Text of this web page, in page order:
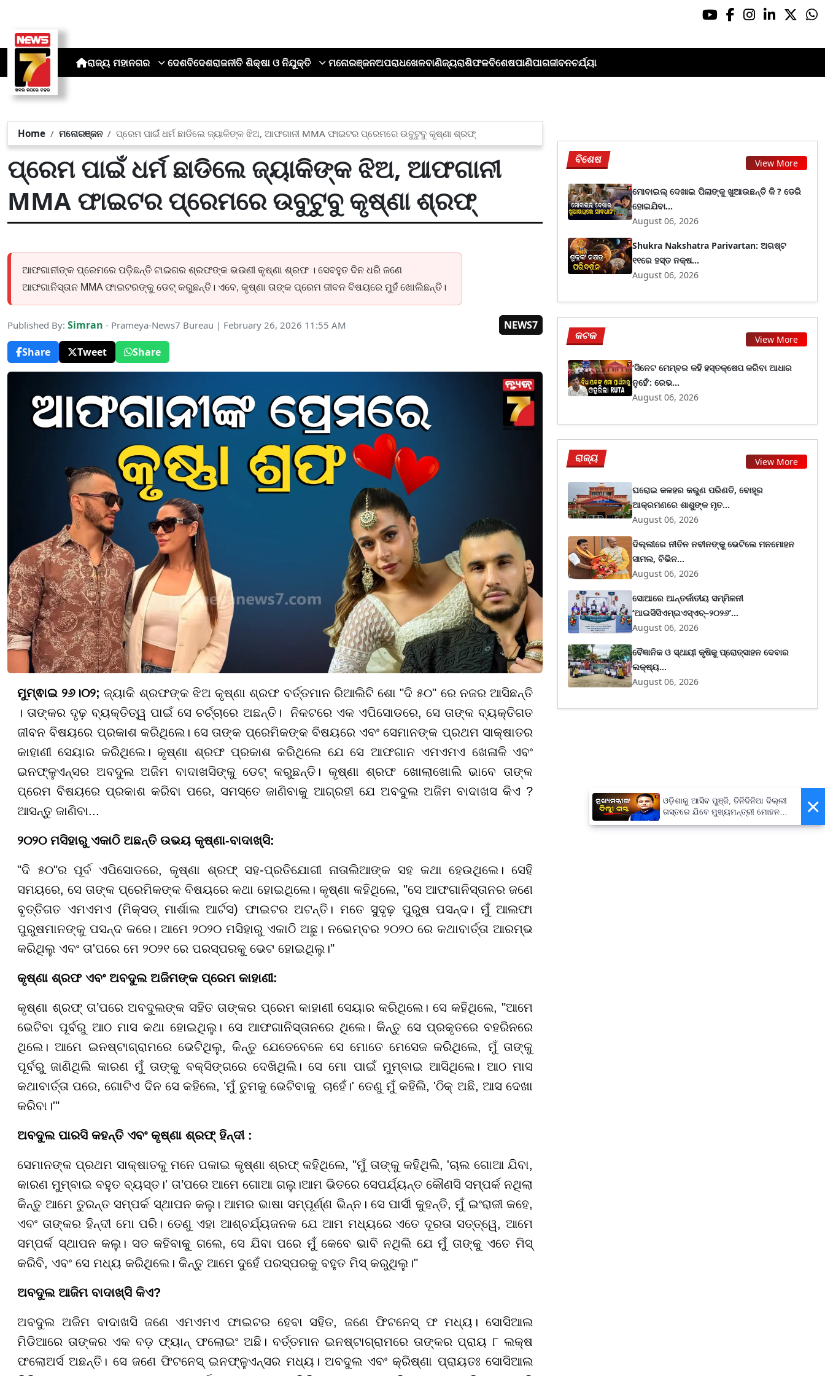
ରାଜ୍ୟ ମହାନଗର ଦେଶବିଦେଶରାଜନୀତି ଶିକ୍ଷା ଓ ନିଯୁକ୍ତି ମନୋରଞ୍ଜନଅପରାଧଖେଳବାଣିଜ୍ୟରାଶିଫଳବିଶେଷପାଣିପାଗଜୀବନଚର୍ଯ୍ୟା
Home ମନୋରଞ୍ଜନ ପ୍ରେମ ପାଇଁ ଧର୍ମ ଛାଡିଲେ ଜ୍ୟାକିଙ୍କ ଝିଅ, ଆଫଗାନୀ MMA ଫାଇଟର ପ୍ରେମରେ ଉବୁଟୁବୁ କୃଷ୍ଣା ଶ୍ରଫ୍
ପ୍ରେମ ପାଇଁ ଧର୍ମ ଛାଡିଲେ ଜ୍ୟାକିଙ୍କ ଝିଅ, ଆଫଗାନୀ
MMA ଫାଇଟର ପ୍ରେମରେ ଉବୁଟୁବୁ କୃଷ୍ଣା ଶ୍ରଫ୍
ଆଫଗାନୀଙ୍କ ପ୍ରେମରେ ପଡ଼ିଛନ୍ତି ଟାଇଗର ଶ୍ରଫଙ୍କ ଭଉଣୀ କୃଷ୍ଣା ଶ୍ରଫ । ସେବହୁତ ଦିନ ଧରି ଜଣେ
ଆଫଗାନିସ୍ତାନ MMA ଫାଇଟରଙ୍କୁ ଡେଟ୍ କରୁଛନ୍ତି। ଏବେ, କୃଷ୍ଣା ତାଙ୍କ ପ୍ରେମ ଜୀବନ ବିଷୟରେ ମୁହଁ ଖୋଲିଛନ୍ତି।
Published By: Simran - Prameya-News7 Bureau | February 26, 2026 11:55 AM
NEWS7
Share
Tweet Share
ମୁମ୍ଵାଇ ୨୬।୦୨; ଜ୍ୟାକି ଶ୍ରଫଙ୍କ ଝିଅ କୃଷ୍ଣା ଶ୍ରଫ ବର୍ତ୍ତମାନ ରିଆଲିଟି ଶୋ "ଦି ୫୦" ରେ ନଜର ଆସିଛନ୍ତି
। ତାଙ୍କର ଦୃଢ଼ ବ୍ୟକ୍ତିତ୍ୱ ପାଇଁ ସେ ଚର୍ଚ୍ଚାରେ ଅଛନ୍ତି। ନିକଟରେ ଏକ ଏପିସୋଡରେ, ସେ ତାଙ୍କ ବ୍ୟକ୍ତିଗତ
ଜୀବନ ବିଷୟରେ ପ୍ରକାଶ କରିଥିଲେ। ସେ ତାଙ୍କ ପ୍ରେମିକଙ୍କ ବିଷୟରେ ଏବଂ ସେମାନଙ୍କ ପ୍ରଥମ ସାକ୍ଷାତର
କାହାଣୀ ସେୟାର କରିଥିଲେ। କୃଷ୍ଣା ଶ୍ରଫ ପ୍ରକାଶ କରିଥିଲେ ଯେ ସେ ଆଫଗାନ ଏମଏମଏ ଖେଳାଳି ଏବଂ
ଇନଫ୍ଳୁଏନ୍ସର ଅବଦୁଲ ଅଜିମ ବାଦାଖସିଙ୍କୁ ଡେଟ୍ କରୁଛନ୍ତି। କୃଷ୍ଣା ଶ୍ରଫ ଖୋଲାଖୋଲି ଭାବେ ତାଙ୍କ
ପ୍ରେମ ବିଷୟରେ ପ୍ରକାଶ କରିବା ପରେ, ସମସ୍ତେ ଜାଣିବାକୁ ଆଗ୍ରହୀ ଯେ ଅବଦୁଲ ଅଜିମ ବାଦାଖସ କିଏ ?
ଆସନ୍ତୁ ଜାଣିବା...
୨୦୨୦ ମସିହାରୁ ଏକାଠି ଅଛନ୍ତି ଉଭୟ କୃଷ୍ଣା-ବାଦାଖ୍ସି:
"ଦି ୫୦"ର ପୂର୍ବ ଏପିସୋଡରେ, କୃଷ୍ଣା ଶ୍ରଫ୍ ସହ-ପ୍ରତିଯୋଗୀ ନାତାଲିଆଙ୍କ ସହ କଥା ହେଉଥିଲେ। ସେହି
ସମୟରେ, ସେ ତାଙ୍କ ପ୍ରେମିକଙ୍କ ବିଷୟରେ କଥା ହୋଇଥିଲେ। କୃଷ୍ଣା କହିଥିଲେ, "ସେ ଆଫଗାନିସ୍ତାନର ଜଣେ
ବୃତ୍ତିଗତ ଏମଏମଏ (ମିକ୍ସଡ୍ ମାର୍ଶାଲ ଆର୍ଟସ) ଫାଇଟର ଅଟନ୍ତି। ମତେ ସୁଦୃଢ଼ ପୁରୁଷ ପସନ୍ଦ। ମୁଁ ଆଲଫା
ପୁରୁଷମାନଙ୍କୁ ପସନ୍ଦ କରେ। ଆମେ ୨୦୨୦ ମସିହାରୁ ଏକାଠି ଅଛୁ। ନଭେମ୍ବର ୨୦୨୦ ରେ କଥାବାର୍ତ୍ତା ଆରମ୍ଭ
କରିଥିଲୁ ଏବଂ ତା'ପରେ ମେ ୨୦୨୧ ରେ ପରସ୍ପରକୁ ଭେଟ ହୋଇଥିଲୁ।"
କୃଷ୍ଣା ଶ୍ରଫ ଏବଂ ଅବଦୁଲ ଅଜିମଙ୍କ ପ୍ରେମ କାହାଣୀ:
କୃଷ୍ଣା ଶ୍ରଫ୍ ତା’ପରେ ଅବଦୁଲଙ୍କ ସହିତ ତାଙ୍କର ପ୍ରେମ କାହାଣୀ ସେୟାର କରିଥିଲେ। ସେ କହିଥିଲେ, "ଆମେ
ଭେଟିବା ପୂର୍ବରୁ ଆଠ ମାସ କଥା ହୋଇଥିଲୁ। ସେ ଆଫଗାନିସ୍ତାନରେ ଥିଲେ। କିନ୍ତୁ ସେ ପ୍ରକୃତରେ ବହରିନରେ
ଥିଲେ। ଆମେ ଇନଷ୍ଟାଗ୍ରାମରେ ଭେଟିଥିଲୁ, କିନ୍ତୁ ଯେତେବେଳେ ସେ ମୋତେ ମେସେଜ କରିଥିଲେ, ମୁଁ ତାଙ୍କୁ
ପୂର୍ବରୁ ଜାଣିଥିଲି କାରଣ ମୁଁ ତାଙ୍କୁ ବକ୍ସିଙ୍ଗରେ ଦେଖିଥିଲି। ସେ ମୋ ପାଇଁ ମୁମ୍ବାଇ ଆସିଥିଲେ। ଆଠ ମାସ
କଥାବାର୍ତ୍ତା ପରେ, ଗୋଟିଏ ଦିନ ସେ କହିଲେ, 'ମୁଁ ତୁମକୁ ଭେଟିବାକୁ ଚାହେଁ।' ତେଣୁ ମୁଁ କହିଲି, 'ଠିକ୍ ଅଛି, ଆସ ଦେଖା
କରିବା।'"
ଅବଦୁଲ ପାରସି କହନ୍ତି ଏବଂ କୃଷ୍ଣା ଶ୍ରଫ୍ ହିନ୍ଦୀ :
ସେମାନଙ୍କ ପ୍ରଥମ ସାକ୍ଷାତକୁ ମନେ ପକାଇ କୃଷ୍ଣା ଶ୍ରଫ୍ କହିଥିଲେ, "ମୁଁ ତାଙ୍କୁ କହିଥିଲି, 'ଚାଲ ଗୋଆ ଯିବା,
କାରଣ ମୁମ୍ବାଇ ବହୁତ ବ୍ୟସ୍ତ।' ତା’ପରେ ଆମେ ଗୋଆ ଗଲୁ।ଆମ ଭିତରେ ସେପର୍ଯ୍ୟନ୍ତ କୌଣସି ସମ୍ପର୍କ ନଥିଲା
କିନ୍ତୁ ଆମେ ତୁରନ୍ତ ସମ୍ପର୍କ ସ୍ଥାପନ କଲୁ। ଆମର ଭାଷା ସମ୍ପୂର୍ଣ୍ଣ ଭିନ୍ନ। ସେ ପାର୍ସୀ କୁହନ୍ତି, ମୁଁ ଇଂରାଜୀ କହେ,
ଏବଂ ତାଙ୍କର ହିନ୍ଦୀ ମୋ ପରି। ତେଣୁ ଏହା ଆଶ୍ଚର୍ଯ୍ୟଜନକ ଯେ ଆମ ମଧ୍ୟରେ ଏତେ ଦୂରତା ସତ୍ତ୍ୱେ, ଆମେ
ସମ୍ପର୍କ ସ୍ଥାପନ କଲୁ। ସତ କହିବାକୁ ଗଲେ, ସେ ଯିବା ପରେ ମୁଁ କେବେ ଭାବି ନଥିଲି ଯେ ମୁଁ ତାଙ୍କୁ ଏତେ ମିସ୍
କରିବି, ଏବଂ ସେ ମଧ୍ୟ କରିଥିଲେ। କିନ୍ତୁ ଆମେ ଦୁହେଁ ପରସ୍ପରକୁ ବହୁତ ମିସ୍ କରୁଥିଲୁ।"
ଅବଦୁଲ ଆଜିମ ବାଦାଖ୍ସିି କିଏ?
ଅବଦୁଲ ଅଜିମ ବାଦାଖସି ଜଣେ ଏମଏମଏ ଫାଇଟର ହେବା ସହିତ, ଜଣେ ଫିଟନେସ୍ ଫ ମଧ୍ୟ। ସୋସିଆଲ
ମିଡିଆରେ ତାଙ୍କର ଏକ ବଡ଼ ଫ୍ୟାନ୍ ଫଲୋଇଂ ଅଛି। ବର୍ତ୍ତମାନ ଇନଷ୍ଟାଗ୍ରାମରେ ତାଙ୍କର ପ୍ରାୟ ୮ ଲକ୍ଷ
ଫଲୋଅର୍ସ ଅଛନ୍ତି। ସେ ଜଣେ ଫିଟନେସ୍ ଇନଫ୍ଳୁଏନ୍ସର ମଧ୍ୟ। ଅବଦୁଲ ଏବଂ କ୍ରିଷ୍ଣା ପ୍ରାୟତଃ ସୋସିଆଲ
ବିଶେଷ View More
ମୋବାଇଲ୍ ଦେଖାଇ ପିଲାଙ୍କୁ ଖୁଆଉଛନ୍ତି କି ? ଡେରି
ହୋଇଯିବା...
August 06, 2026
Shukra Nakshatra Parivartan: ଅଗଷ୍ଟ
୧୧ରେ ହସ୍ତ ନକ୍ଷ...
August 06, 2026
କଟକ View More
‘ସିନେଟ ମେମ୍ବର କହି ହସ୍ତକ୍ଷେପ କରିବା ଆଧାର
ନୁହେଁ’: ରେଭ...
August 06, 2026
ରାଜ୍ୟ View More
ଘରୋଇ କଳହର କରୁଣ ପରିଣତି, ବୋହୂର
ଆକ୍ରମଣରେ ଶାଶୁଙ୍କ ମୃତ...
August 06, 2026
ଦିଲ୍ଲୀରେ ନୀତିନ ନବୀନଙ୍କୁ ଭେଟିଲେ ମନମୋହନ
ସାମଲ, ବିଭିନ...
August 06, 2026
ସୋଆରେ ଆନ୍ତର୍ଜାତୀୟ ସମ୍ମିଳନୀ
‘ଆଇସିସିଏମ୍ଇଏସ୍ଏଚ୍–୨୦୨୬’...
August 06, 2026
ବୈଜ୍ଞାନିକ ଓ ସ୍ଥାୟୀ କୃଷିକୁ ପ୍ରୋତ୍ସାହନ ଦେବାର
ଲକ୍ଷ୍ୟ...
August 06, 2026
×
ଓଡ଼ିଶାକୁ ଆସିବ ପୁଞ୍ଜି, ତିନିଦିନିଆ ଦିଲ୍ଲୀ
ଗସ୍ତରେ ଯିବେ ମୁଖ୍ୟମନ୍ତ୍ରୀ ମୋହନ
ମାଝୀ